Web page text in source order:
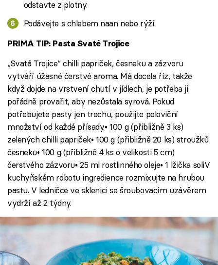
odstavte z plotny.
Podávejte s chlebem naan nebo rýží.
PRIMA TIP: Pasta Svaté Trojice
„Svatá Trojice“ chilli papriček, česneku a zázvoru
vytváří úžasné čerstvé aroma. Má docela říz, takže
když dojde na vrstvení chutí v jídlech, je potřeba ji
pořádně provařit, aby nezůstala syrová. Pokud
potřebujete pasty jen trochu, použijte poloviční
množství od každé přísady.• 100 g (přibližně 3 ks)
zelených chilli papriček• 100 g (přibližně 20 ks) stroužků
česneku• 100 g (přibližně 4 ks o velikosti 5 cm)
čerstvého zázvoru• 25 ml rostlinného oleje• 1 lžička soliV
kuchyňském robotu ingredience rozmixujte na hrubou
pastu. V ledničce ve sklenici se šroubovacím uzávěrem
vydrží až 2 týdny.